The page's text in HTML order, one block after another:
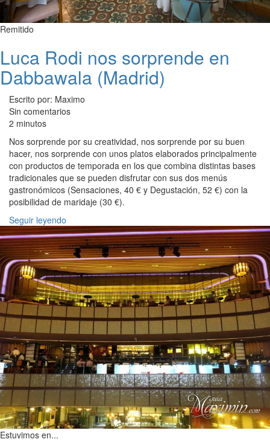
Remitido
Luca Rodi nos sorprende en
Dabbawala (Madrid)
Escrito por: Maximo
Sin comentarios
2 minutos
Nos sorprende por su creatividad, nos sorprende por su buen
hacer, nos sorprende con unos platos elaborados principalmente
con productos de temporada en los que combina distintas bases
tradicionales que se pueden disfrutar con sus dos menús
gastronómicos (Sensaciones, 40 € y Degustación, 52 €) con la
posibilidad de maridaje (30 €).
Seguir leyendo
Estuvimos en...